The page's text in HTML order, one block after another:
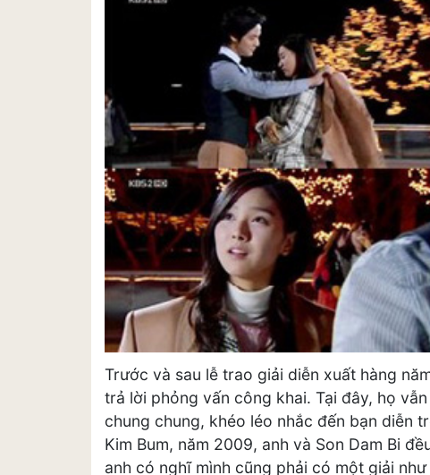
Trước và sau lễ trao giải diễn xuất hàng
trả lời phỏng vấn công khai. Tại đây, họ
chung chung, khéo léo nhắc đến bạn diễn
Kim Bum, năm 2009, anh và Son Dam Bi
anh có nghĩ mình cũng phải có một giải như